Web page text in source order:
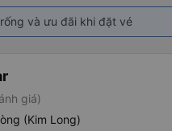
và ưu đãi khi đặt vé
giá)
(Kim Long)